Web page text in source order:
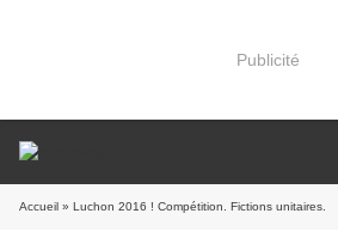
Publicité
Accueil » Luchon 2016 ! Compétition. Fictions unitaires.